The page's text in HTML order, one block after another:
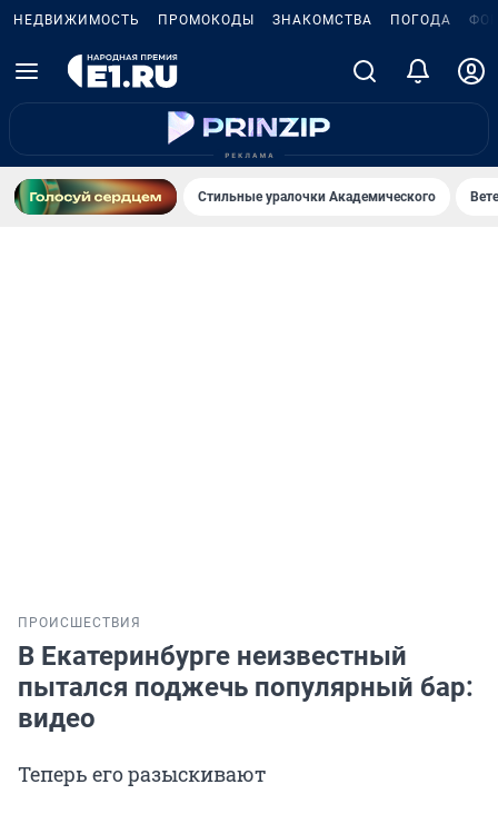
НЕДВИЖИМОСТЬ ПРОМОКОДЫ ЗНАКОМСТВА ПОГОДА
Стильные уралочки Академического
ПРОИСШЕСТВИЯ
В Екатеринбурге неизвестный
пытался поджечь популярный бар:
видео
Теперь его разыскивают